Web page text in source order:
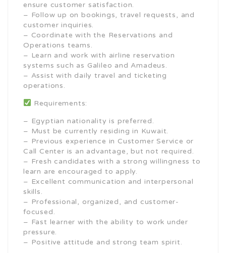
ensure customer satisfaction.
– Follow up on bookings, travel requests, and
customer inquiries.
– Coordinate with the Reservations and
Operations teams.
– Learn and work with airline reservation
systems such as Galileo and Amadeus.
– Assist with daily travel and ticketing
operations.
Requirements:
– Egyptian nationality is preferred.
– Must be currently residing in Kuwait.
– Previous experience in Customer Service or
Call Center is an advantage, but not required.
– Fresh candidates with a strong willingness to
learn are encouraged to apply.
– Excellent communication and interpersonal
skills.
– Professional, organized, and customer-
focused.
– Fast learner with the ability to work under
pressure.
– Positive attitude and strong team spirit.